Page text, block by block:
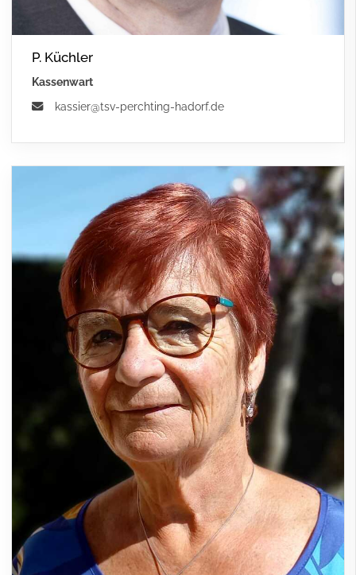
P. Küchler
Kassenwart
kassier@tsv-perchting-hadorf.de